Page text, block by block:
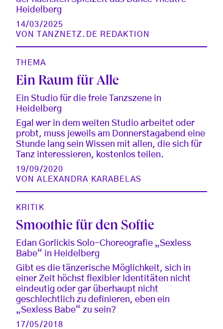
Heidelberg
14/03/2025
VON
TANZNETZ.DE REDAKTION
THEMA
Ein Raum für Alle
Ein Studio für die freie Tanzszene in
Heidelberg
Egal wer in dem weiten Studio arbeitet oder
probt, muss jeweils am Donnerstagabend eine
Stunde lang sein Wissen mit allen, die sich für
Tanz interessieren, kostenlos teilen.
19/09/2020
VONALEXANDRA KARABELAS
KRITIK
Smoothie für den Softie
Edan Gorlickis Solo-Choreografie „Sexless
Babe“ in Heidelberg
Gibt es die tänzerische Möglichkeit, sich in
einer Zeit höchst flexibler Identitäten nicht
eindeutig oder gar überhaupt nicht
geschlechtlich zu definieren, eben ein
„Sexless Babe“ zu sein?
17/05/2018